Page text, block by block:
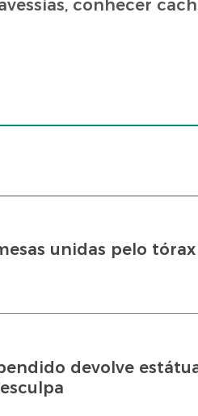
conhecer
unidas pelo
devolve